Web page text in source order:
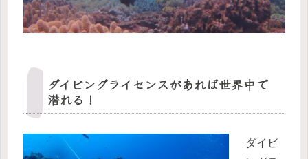
ダイビングライセンスがあれば世界中で
潜れる！
ダイビ